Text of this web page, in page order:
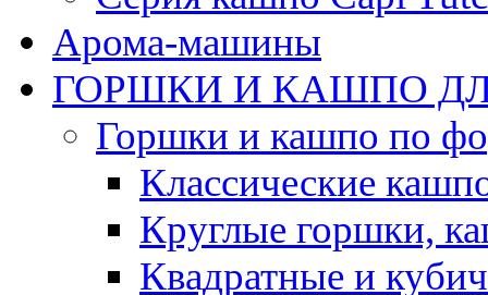
Арома-машины
ГОРШКИ И КАШПО
Горшки и кашпо по
Классические
Круглые горшки,
Квадратные и